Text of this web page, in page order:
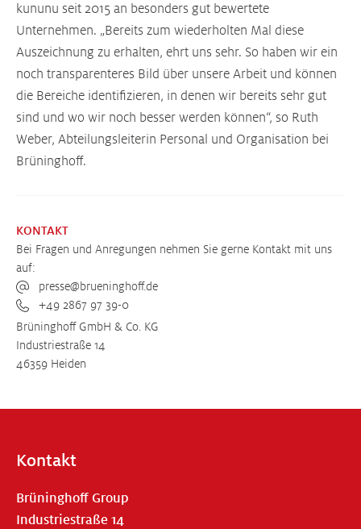
kununu seit 2015 an besonders gut bewertete
Unternehmen. „Bereits zum wiederholten Mal diese
Auszeichnung zu erhalten, ehrt uns sehr. So haben wir ein
noch transparenteres Bild über unsere Arbeit und können
die Bereiche identifizieren, in denen wir bereits sehr gut
sind und wo wir noch besser werden können“, so Ruth
Weber, Abteilungsleiterin Personal und Organisation bei
Brüninghoff.
KONTAKT
Bei Fragen und Anregungen nehmen Sie gerne Kontakt mit uns
auf:
presse@brueninghoff.de
+49 2867 97 39-0
Brüninghoff GmbH & Co. KG
Industriestraße 14
46359 Heiden
Kontakt
Brüninghoff Group
Industriestraße 14